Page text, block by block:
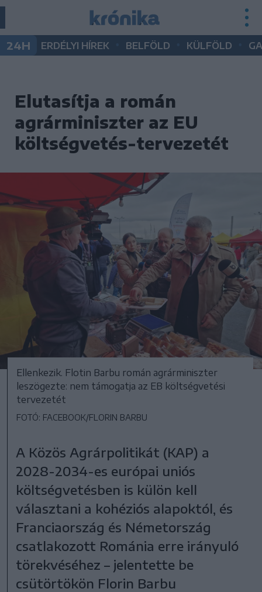
24H ERDÉLYI HÍREK BELFÖLD KÜLFÖLD
Elutasítja a román
agrárminiszter az EU
költségvetés-tervezetét
Ellenkezik. Flotin Barbu román agrárminiszter
leszögezte: nem támogatja az EB költségvetési
tervezetét
FOTÓ: FACEBOOK/FLORIN BARBU
A Közös Agrárpolitikát (KAP) a
2028-2034-es európai uniós
költségvetésben is külön kell
választani a kohéziós alapoktól, és
Franciaország és Németország
csatlakozott Románia erre irányuló
törekvéséhez – jelentette be
csütörtökön Florin Barbu